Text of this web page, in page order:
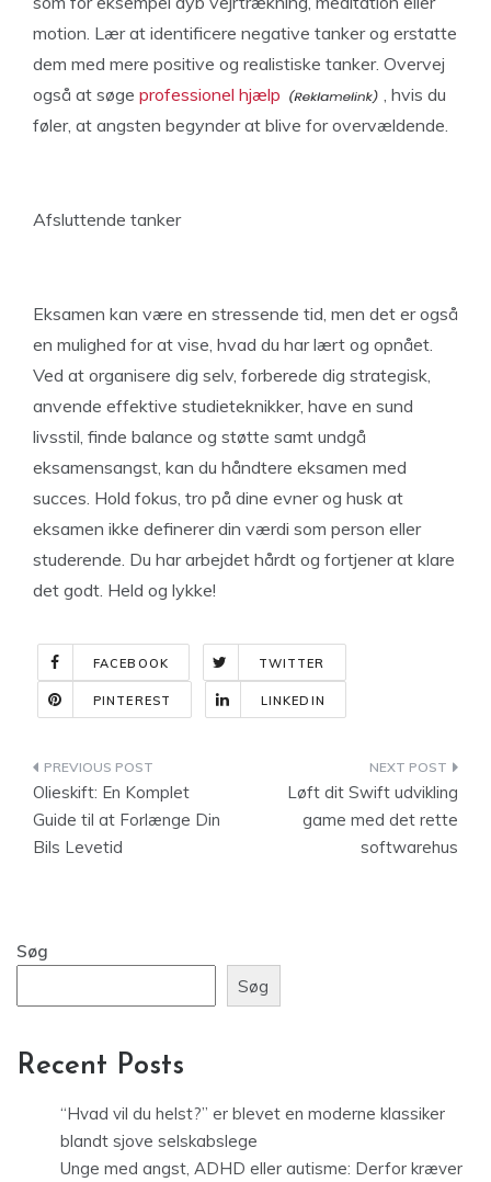
motion. Lær at identificere negative tanker og erstatte
dem med mere positive og realistiske tanker. Overvej
også at søge professionel hjælp
, hvis du
føler, at angsten begynder at blive for overvældende.
Afsluttende tanker
Eksamen kan være en stressende tid, men det er også
en mulighed for at vise, hvad du har lært og opnået.
Ved at organisere dig selv, forberede dig strategisk,
anvende effektive studieteknikker, have en sund
livsstil, finde balance og støtte samt undgå
eksamensangst, kan du håndtere eksamen med
succes. Hold fokus, tro på dine evner og husk at
eksamen ikke definerer din værdi som person eller
studerende. Du har arbejdet hårdt og fortjener at klare
det godt. Held og lykke!
FACEBOOK TWITTER
PINTEREST LINKEDIN
Indlægsnavigation
Olieskift: En Komplet
Guide til at Forlænge Din
Bils Levetid
Løft dit Swift udvikling
game med det rette
softwarehus
Søg
Søg
Recent Posts
“Hvad vil du helst?” er blevet en moderne klassiker
blandt sjove selskabslege
Unge med angst, ADHD eller autisme: Derfor kræver